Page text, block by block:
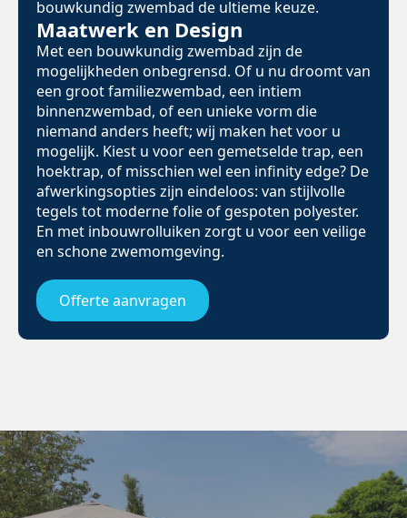
bouwkundig zwembad de ultieme keuze.
Maatwerk en Design
Met een bouwkundig zwembad zijn de
mogelijkheden onbegrensd. Of u nu droomt van
een groot familiezwembad, een intiem
binnenzwembad, of een unieke vorm die
niemand anders heeft; wij maken het voor u
mogelijk. Kiest u voor een gemetselde trap, een
hoektrap, of misschien wel een infinity edge? De
afwerkingsopties zijn eindeloos: van stijlvolle
tegels tot moderne folie of gespoten polyester.
En met inbouwrolluiken zorgt u voor een veilige
en schone zwemomgeving.
Offerte aanvragen